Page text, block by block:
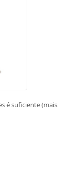
é suficiente (mais